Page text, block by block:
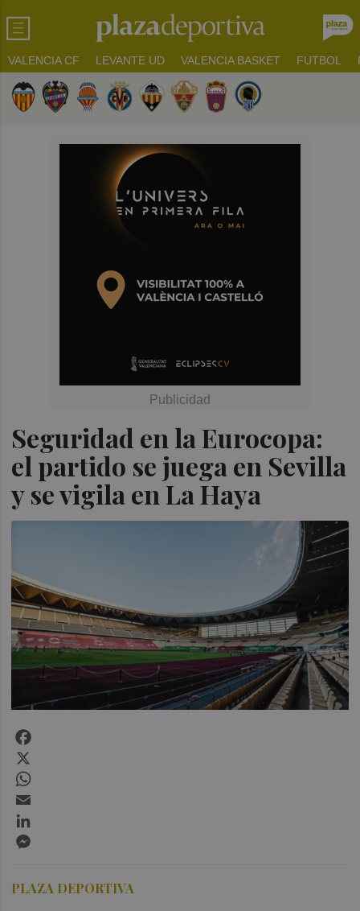
VALENCIA CF LEVANTE UD VALENCIA BASKET FUTBOL
Seguridad en la Eurocopa:
el partido se juega en Sevilla
y se vigila en La Haya
PLAZA DEPORTIVA